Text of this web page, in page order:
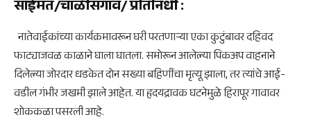
साईमत/चाळीसगाव/ प्रतिनिधी:
नातेवाईकांच्या कार्यक्रमावरून घरी परतणाऱ्या एका कुटुंबावर दहिवद
फाट्याजवळ काळाने घाला घातला. समोरून आलेल्या पिकअप वाहनाने
दिलेल्या जोरदार धडकेत दोन सख्या बहिणींचा मृत्यू झाला, तर त्यांचे आई-
वडील गंभीर जखमी झाले आहेत. या हृदयद्रावक घटनेमुळे हिरापूर गावावर
शोककळा पसरली आहे.